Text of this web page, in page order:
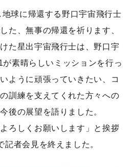
球に帰還する野口宇宙飛行士
た、無事の帰還を祈ります、
た星出宇宙飛行士は、野口宇
素晴らしいミッションを行っ
ように頑張っていきたい、コ
訓練を支えてくれた方々への
後の展望を語りました。
ろしくお願いします」と挨拶
記者会見を終えました。